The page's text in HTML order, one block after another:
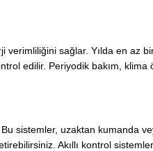
verimliliğini sağlar. Yılda en
edilir. Periyodik bakım,
sistemler, uzaktan kumanda
Akıllı kontrol